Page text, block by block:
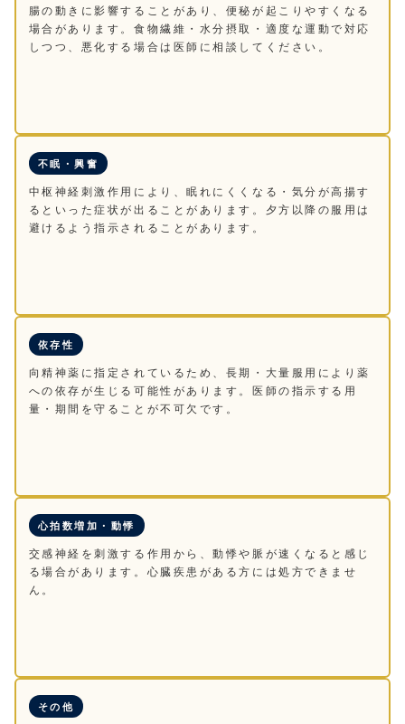
腸の動きに影響することがあり、便秘が起こりやすくなる
場合があります。食物繊維・水分摂取・適度な運動で対応
しつつ、悪化する場合は医師に相談してください。
不眠・興奮
中枢神経刺激作用により、眠れにくくなる・気分が高揚す
るといった症状が出ることがあります。夕方以降の服用は
避けるよう指示されることがあります。
依存性
向精神薬に指定されているため、長期・大量服用により薬
への依存が生じる可能性があります。医師の指示する用
量・期間を守ることが不可欠です。
心拍数増加・動悸
交感神経を刺激する作用から、動悸や脈が速くなると感じ
る場合があります。心臓疾患がある方には処方できませ
ん。
その他